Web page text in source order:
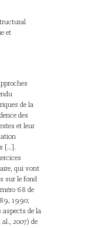
et
de la
des
et leur
[…].
qui vont
sur le fond
68 de
1990;
aspects de la
2007) de